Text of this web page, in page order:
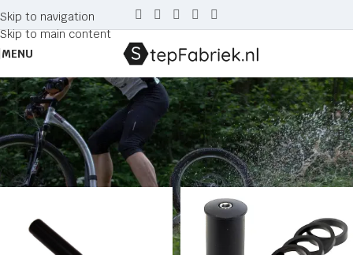
Skip to navigation
Skip to main content
MENU
Yedoo
Home Producten getagged “Yedoo”